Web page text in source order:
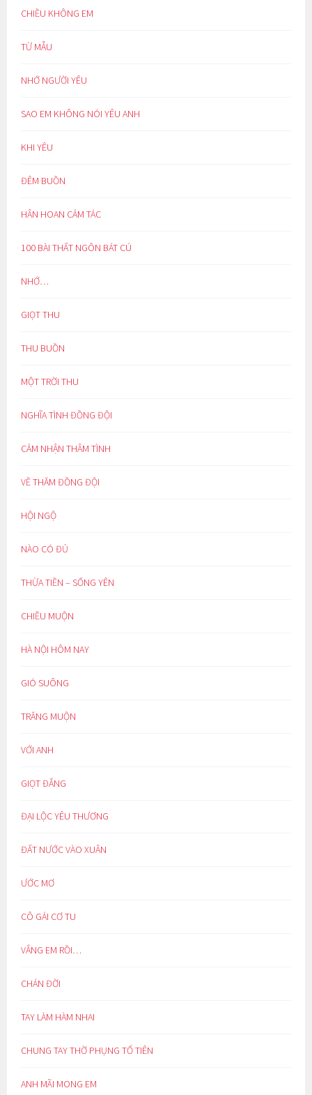
CHIỀU KHÔNG EM
TỪ MẪU
NHỚ NGƯỜI YÊU
SAO EM KHÔNG NÓI YÊU ANH
KHI YÊU
ĐÊM BUỒN
HÂN HOAN CẢM TÁC
100 BÀI THẤT NGÔN BÁT CÚ
NHỚ…
GIỌT THU
THU BUỒN
MỘT TRỜI THU
NGHĨA TÌNH ĐỒNG ĐỘI
CẢM NHẬN THÂM TÌNH
VỀ THĂM ĐỒNG ĐỘI
HỘI NGỘ
NÀO CÓ ĐỦ
THỪA TIỀN – SỐNG YÊN
CHIỀU MUỘN
HÀ NỘI HÔM NAY
GIÓ SUÔNG
TRĂNG MUỘN
VỚI ANH
GIỌT ĐẮNG
ĐẠI LỘC YÊU THƯƠNG
ĐẤT NƯỚC VÀO XUÂN
ƯỚC MƠ
CÔ GÁI CƠ TU
VẮNG EM RỒI…
CHÁN ĐỜI
TAY LÀM HÀM NHAI
CHUNG TAY THỜ PHỤNG TỔ TIÊN
ANH MÃI MONG EM